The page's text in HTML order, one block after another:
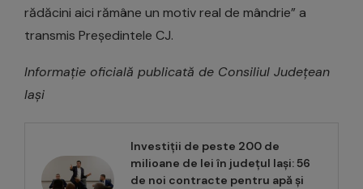
rădăcini aici rămâne un motiv real de mândrie” a
transmis Președintele CJ.
Informație oficială publicată de Consiliul Județean
Iași
Investiții de peste 200 de
milioane de lei în județul Iași: 56
de noi contracte pentru apă și